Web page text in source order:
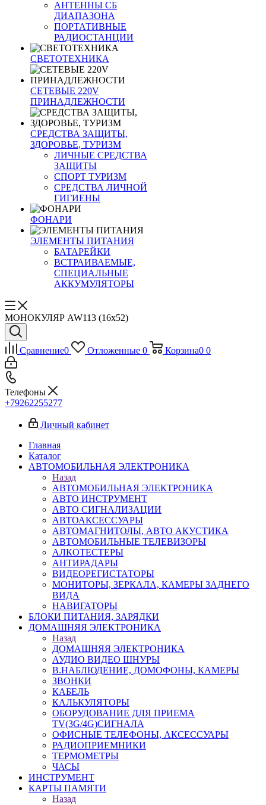
АНТЕННЫ CБ
ДИАПАЗОНА
ПОРТАТИВНЫЕ
РАДИОСТАНЦИИ
СВЕТОТЕХНИКА
СЕТЕВЫЕ 220V
ПРИНАДЛЕЖНОСТИ
СРЕДСТВА ЗАЩИТЫ,
ЗДОРОВЬЕ, ТУРИЗМ
ЛИЧНЫЕ СРЕДСТВА
ЗАЩИТЫ
СПОРТ ТУРИЗМ
СРЕДСТВА ЛИЧНОЙ
ГИГИЕНЫ
ФОНАРИ
ЭЛЕМЕНТЫ ПИТАНИЯ
БАТАРЕЙКИ
ВСТРАИВАЕМЫЕ,
СПЕЦИАЛЬНЫЕ
АККУМУЛЯТОРЫ
МОНОКУЛЯР AW113 (16х52)
Сравнение0 Отложенные 0 Корзина0 0
Телефоны
+79262255277
Личный кабинет
Главная
Каталог
АВТОМОБИЛЬНАЯ ЭЛЕКТРОНИКА
Назад
АВТОМОБИЛЬНАЯ ЭЛЕКТРОНИКА
АВТО ИНСТРУМЕНТ
АВТО СИГНАЛИЗАЦИИ
АВТОАКСЕССУАРЫ
АВТОМАГНИТОЛЫ, АВТО АКУСТИКА
АВТОМОБИЛЬНЫЕ ТЕЛЕВИЗОРЫ
АЛКОТЕСТЕРЫ
АНТИРАДАРЫ
ВИДЕОРЕГИСТАТОРЫ
МОНИТОРЫ, ЗЕРКАЛА, КАМЕРЫ ЗАДНЕГО
ВИДА
НАВИГАТОРЫ
БЛОКИ ПИТАНИЯ, ЗАРЯДКИ
ДОМАШНЯЯ ЭЛЕКТРОНИКА
Назад
ДОМАШНЯЯ ЭЛЕКТРОНИКА
АУДИО ВИДЕО ШНУРЫ
В.НАБЛЮДЕНИЕ, ДОМОФОНЫ, КАМЕРЫ
ЗВОНКИ
КАБЕЛЬ
КАЛЬКУЛЯТОРЫ
ОБОРУДОВАНИЕ ДЛЯ ПРИЕМА
TV(3G/4G)СИГНАЛА
ОФИСНЫЕ ТЕЛЕФОНЫ, АКСЕССУАРЫ
РАДИОПРИЕМНИКИ
ТЕРМОМЕТРЫ
ЧАСЫ
ИНСТРУМЕНТ
КАРТЫ ПАМЯТИ
Назад